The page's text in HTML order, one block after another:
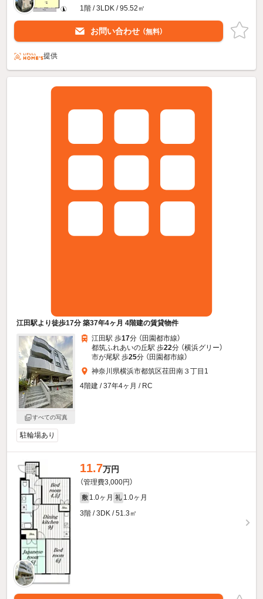
1階 / 3LDK / 95.52㎡
お問い合わせ （無料）
提供
江田駅より徒歩17分 築37年4ヶ月 4階建の賃貸物件
すべての写真
江田駅 歩17分 （田園都市線）
都筑ふれあいの丘駅 歩22分 （横浜グリー）
市が尾駅 歩25分 （田園都市線）
神奈川県横浜市都筑区荏田南３丁目1
4階建 / 37年4ヶ月 / RC
駐輪場あり
11.7万円
（管理費3,000円）
敷 1.0ヶ月 礼 1.0ヶ月
3階 / 3DK / 51.3㎡